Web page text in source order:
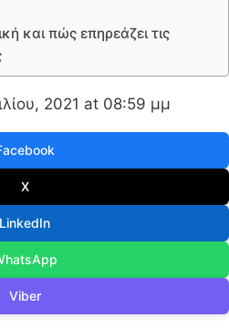
και πώς επηρεάζει τις
2021 at 08:59 μμ
X
LinkedIn
Viber